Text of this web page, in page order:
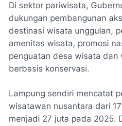
Di sektor pariwisata,
dukungan pembangunan
destinasi wisata unggulan,
amenitas wisata, promosi
penguatan desa wisata dan
berbasis konservasi.
Lampung sendiri mencatat
wisatawan nusantara dari
menjadi 27 juta pada 2025.